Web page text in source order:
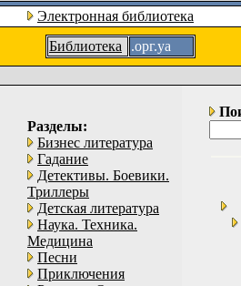
Электронная библиотека
Библиотека
.орг.уа
Разделы:
Бизнес литература
Гадание
Детективы. Боевики.
Триллеры
Детская литература
Наука. Техника.
Медицина
Песни
Приключения